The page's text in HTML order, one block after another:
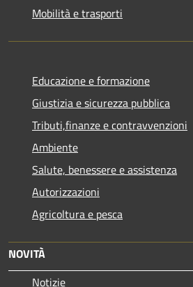
Mobilità e trasporti
Educazione e formazione
Giustizia e sicurezza pubblica
Tributi,finanze e contravvenzioni
Ambiente
Salute, benessere e assistenza
Autorizzazioni
Agricoltura e pesca
NOVITÀ
Notizie